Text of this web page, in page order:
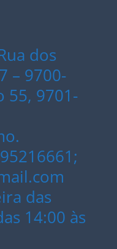
dos
– 9700-
55, 9701-
das
14:00 às